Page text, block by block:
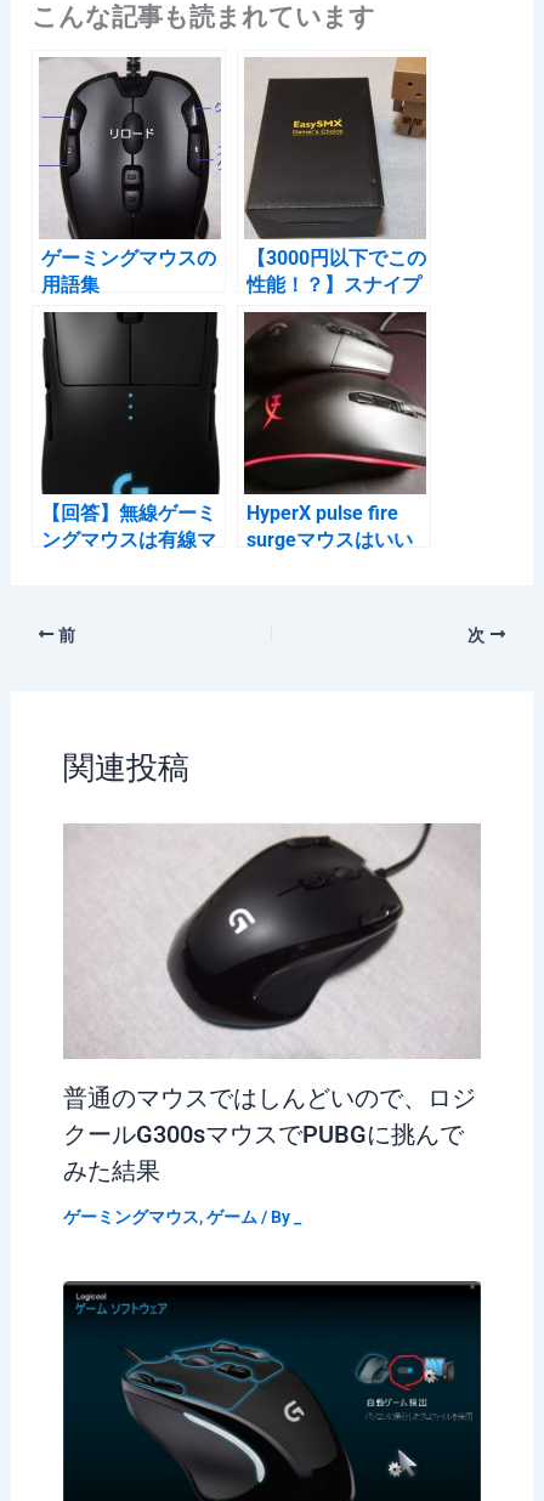
c
e
b
o
o
k
e
n
a
e
c
k
こんな記事も読まれています
ゲーミングマウスの
用語集
【3000円以下でこの
性能！？】スナイプ
がはかどるFPS対応
ゲーミングマウス
EasySMX T47の実力
【回答】無線ゲーミ
ングマウスは有線マ
HyperX pulse fire
surgeマウスはいい
前 次
関連投稿
普通のマウスではしんどいので、ロジ
クールG300sマウスでPUBGに挑んで
みた結果
ゲーミングマウス,ゲーム/ By